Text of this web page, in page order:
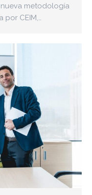
metodología
CEIM,…